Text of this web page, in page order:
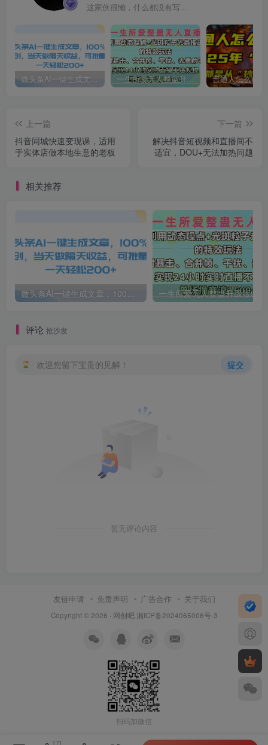
这家伙很懒，什么都没有写...
微头条AI一键生成文章，100%过原创，当天做隔天收益，可批量，一天轻松200+ 一生所爱无人整蛊升级版9.0，利用动态噪点+光斑粒子光条推进的特效玩法，内附暴击、合并帧、干扰、去重的手法，实现24小时实时直播不违规操，单场日入1500+，小白也能无脑驾驭
上一篇
抖音同城快速变现课，适用
于实体店做本地生意的老板
下一篇
解决抖音短视频和直播间不
适宜，DOU+无法加热问题
相关推荐
评论 抢沙发
欢迎您留下宝贵的见解！ 提交
暂无评论内容
友链申请 免责声明 广告合作 关于我们
Copyright © 2026 · 网创吧 湘ICP备2024065006号-3
扫码加微信
171